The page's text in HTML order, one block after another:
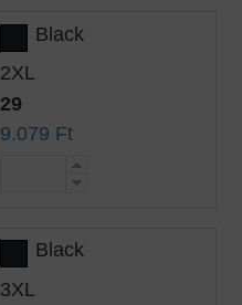
Black
2XL
29
9.079 Ft
Black
3XL